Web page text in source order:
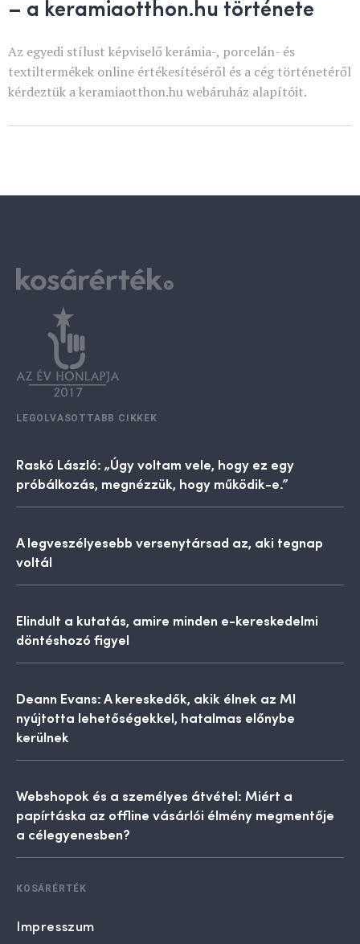
– a keramiaotthon.hu története
Az egyedi stílust képviselő kerámia-, porcelán- és
textiltermékek online értékesítéséről és a cég történetéről
kérdeztük a keramiaotthon.hu webáruház alapítóit.
LEGOLVASOTTABB CIKKEK
Raskó László: „Úgy voltam vele, hogy ez egy
próbálkozás, megnézzük, hogy működik-e.”
A legveszélyesebb versenytársad az, aki tegnap
voltál
Elindult a kutatás, amire minden e-kereskedelmi
döntéshozó figyel
Deann Evans: A kereskedők, akik élnek az MI
nyújtotta lehetőségekkel, hatalmas előnybe
kerülnek
Webshopok és a személyes átvétel: Miért a
papírtáska az offline vásárlói élmény megmentője
a célegyenesben?
KOSÁRÉRTÉK
Impresszum